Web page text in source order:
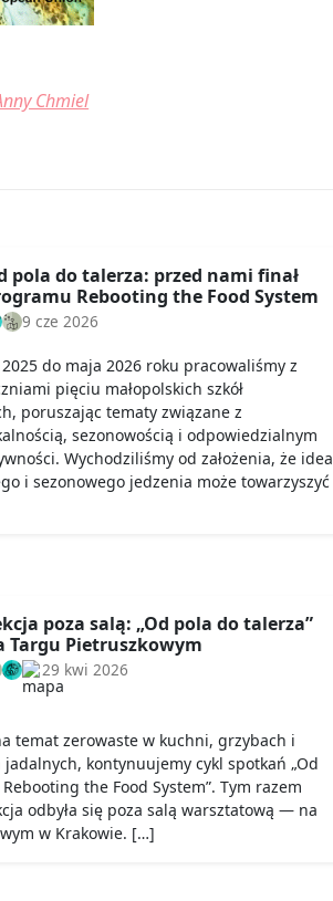
Chmiel
pola do talerza: przed nami finał
Rebooting the Food System
9 cze 2026
do maja 2026 roku pracowaliśmy z
pięciu małopolskich szkół
poruszając tematy związane z
sezonowością i odpowiedzialnym
Wychodziliśmy od założenia, że idea
i sezonowego jedzenia może towarzyszyć
poza salą: „Od pola do talerza”
Targu Pietruszkowym
29 kwi 2026
temat zerowaste w kuchni, grzybach i
kontynuujemy cykl spotkań „Od
the Food System”. Tym razem
odbyła się poza salą warsztatową — na
w Krakowie. […]